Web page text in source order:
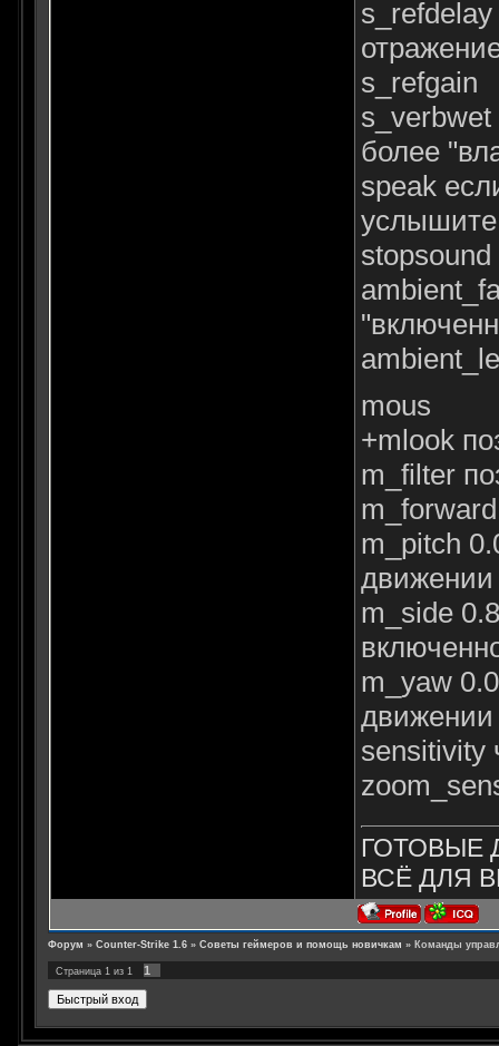
s_refgain
s_verbwet
более
speak
услышите
mous
+mlook
m_filter
m_pitch
движении
m_side
m_yaw
движении
sensitivity
ГОТОВЫЕ
ВСЁ ДЛЯ
Форум » Counter-Strike 1.6 » Советы геймеров и помощь новичкам » Команды
Страница 1 из 1 1